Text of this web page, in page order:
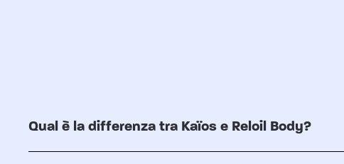
Qual è la differenza tra Kaïos e Reloil Body?